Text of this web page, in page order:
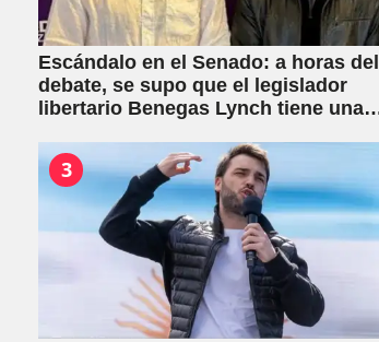
Escándalo en el Senado: a horas del
debate, se supo que el legislador
libertario Benegas Lynch tiene una
venta de tierras a extranjeros
3